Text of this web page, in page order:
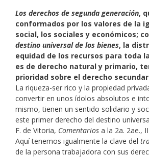
Los derechos de segunda generación,
conformados por los valores de la
social, los sociales y económicos;
destino universal de los bienes, la
equidad de los recursos para toda
es de derecho natural y primario,
prioridad sobre el derecho
La riqueza-ser rico y la propiedad
convertir en unos ídolos absolutos e
mismo, tienen un sentido solidario y
este primer derecho del destino
F. de Vitoria, Comentarios a la 2a. 2ae.,
Aquí tenemos igualmente la clave del
de la persona trabajadora con sus